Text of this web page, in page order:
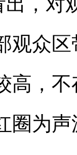
观众
高，
圈为